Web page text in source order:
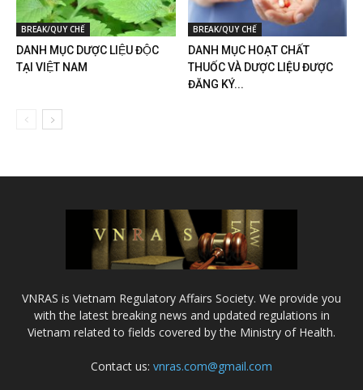
BREAK/QUY CHẾ
DANH MỤC DƯỢC LIỆU ĐỘC
TẠI VIỆT NAM
BREAK/QUY CHẾ
DANH MỤC HOẠT CHẤT
THUỐC VÀ DƯỢC LIỆU ĐƯỢC
ĐĂNG KÝ...
VNRAS is Vietnam Regulatory Affairs Society. We provide you
with the latest breaking news and updated regulations in
Vietnam related to fields covered by the Ministry of Health.
Contact us: vnras.com@gmail.com